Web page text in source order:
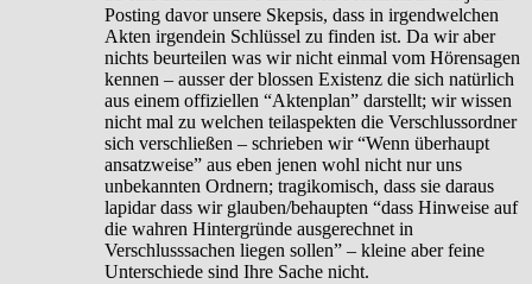
Posting davor unsere Skepsis, dass in irgendwelchen
Akten irgendein Schlüssel zu finden ist. Da wir aber
nichts beurteilen was wir nicht einmal vom Hörensagen
kennen – ausser der blossen Existenz die sich natürlich
aus einem offiziellen “Aktenplan” darstellt; wir wissen
nicht mal zu welchen teilaspekten die Verschlussordner
sich verschließen – schrieben wir “Wenn überhaupt
ansatzweise” aus eben jenen wohl nicht nur uns
unbekannten Ordnern; tragikomisch, dass sie daraus
lapidar dass wir glauben/behaupten “dass Hinweise auf
die wahren Hintergründe ausgerechnet in
Verschlusssachen liegen sollen” – kleine aber feine
Unterschiede sind Ihre Sache nicht.